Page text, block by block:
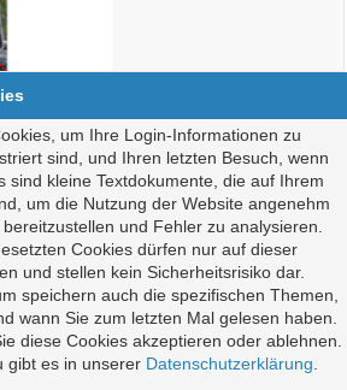
um Ihre Login-Informationen zu
sind, und Ihren letzten Besuch, wenn
sind kleine Textdokumente, die auf Ihrem
um die Nutzung der Website angenehm
und Fehler zu analysieren.
Cookies dürfen nur auf dieser
und stellen kein Sicherheitsrisiko dar.
speichern auch die spezifischen Themen,
wann Sie zum letzten Mal gelesen haben.
diese Cookies akzeptieren oder ablehnen.
gibt es in unserer Datenschutzerklärung